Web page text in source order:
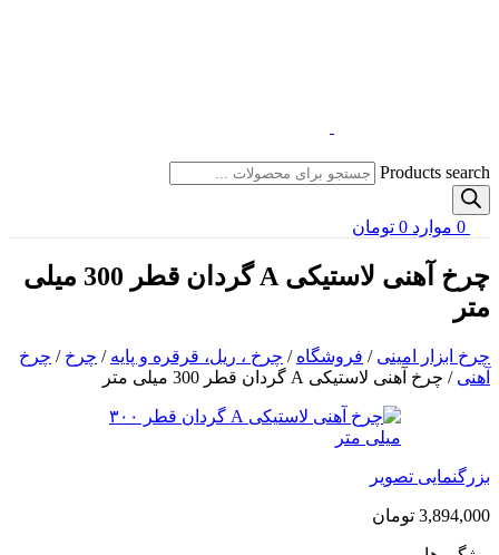
Products search
0 موارد 0 تومان
چرخ آهنی لاستیکی A گردان قطر 300 میلی
متر
چرخ ابزار امینی / فروشگاه / چرخ ، ریل، قرقره و پایه / چرخ / چرخ
آهنی / چرخ آهنی لاستیکی A گردان قطر 300 میلی متر
بزرگنمایی تصویر
3,894,000 تومان